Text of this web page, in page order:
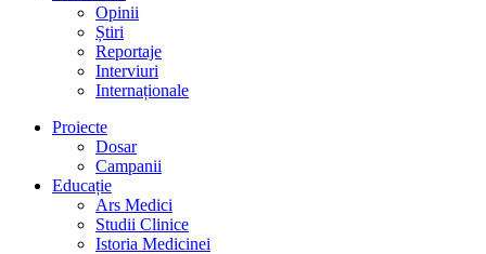
Opinii
Știri
Reportaje
Interviuri
Internaționale
Proiecte
Dosar
Campanii
Educație
Ars Medici
Studii Clinice
Istoria Medicinei